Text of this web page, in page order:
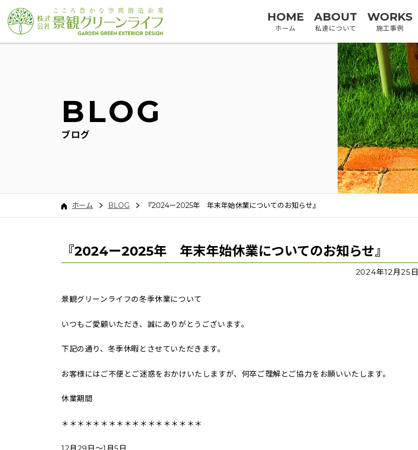
HOME
ホーム
ABOUT
私達について
WORKS
施工事例
BLOG
ブログ
ホーム BLOG 『2024ー2025年 年末年始休業についてのお知らせ』
『2024ー2025年 年末年始休業についてのお知らせ』
2024年12月25日
景観グリーンライフの冬季休業について
いつもご愛顧いただき、誠にありがとうございます。
下記の通り、冬季休暇とさせていただきます。
お客様にはご不便とご迷惑をおかけいたしますが、何卒ご理解とご協力をお願いいたします。
休業期間
＊＊＊＊＊＊＊＊＊＊＊＊＊＊＊＊＊＊